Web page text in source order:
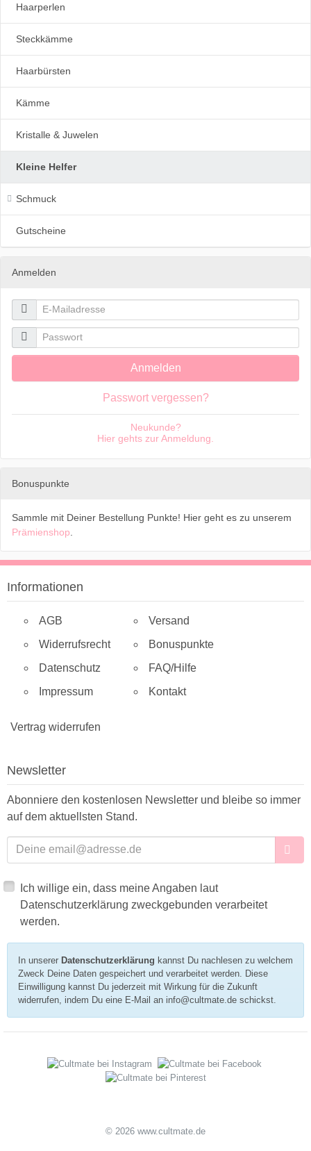
Haarperlen
Steckkämme
Haarbürsten
Kämme
Kristalle & Juwelen
Kleine Helfer
Schmuck
Gutscheine
Anmelden
 E-Mailadresse
 Passwort
Anmelden
Passwort vergessen?
Neukunde?
Hier gehts zur Anmeldung.
Bonuspunkte
Sammle mit Deiner Bestellung Punkte! Hier geht es zu unserem
Prämienshop
Informationen
AGB
Widerrufsrecht
Datenschutz
Impressum
Versand
Bonuspunkte
FAQ/Hilfe
Kontakt
Vertrag widerrufen
Newsletter
Abonniere den kostenlosen Newsletter und bleibe so immer
auf dem aktuellsten Stand.
E-Mailadresse
Ich willige ein, dass meine Angaben laut
Datenschutzerklärung zweckgebunden verarbeitet
werden.
In unserer Datenschutzerklärung kannst Du nachlesen zu welchem
Zweck Deine Daten gespeichert und verarbeitet werden. Diese
Einwilligung kannst Du jederzeit mit Wirkung für die Zukunft
widerrufen, indem Du eine E-Mail an info@cultmate.de schickst.
© 2026 www.cultmate.de